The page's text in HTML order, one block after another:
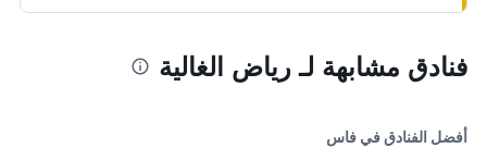
فنادق مشابهة لـ رياض الغالية
أفضل الفنادق في فاس